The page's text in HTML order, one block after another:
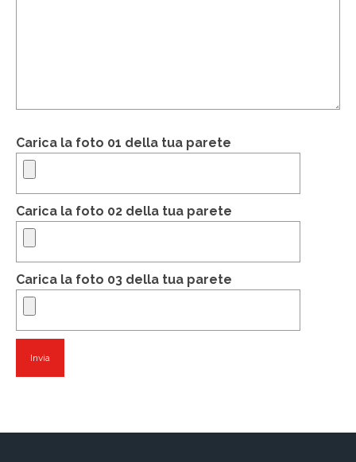
Francesca Zanotto
Susanna Galfrè
Fotografi
PORTFOLIO
Carica la foto 01 della tua parete
Carica la foto 02 della tua parete
Carica la foto 03 della tua parete